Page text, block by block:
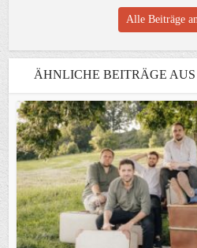
Alle Beiträge
ÄHNLICHE BEITRÄGE